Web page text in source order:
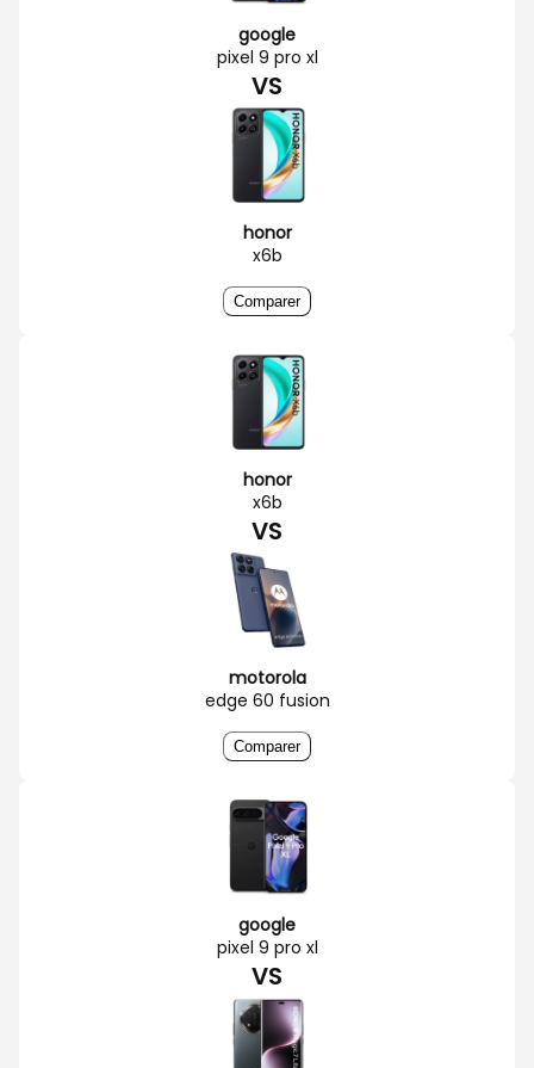
google
pixel 9 pro xl
VS
honor
x6b
Comparer
honor
x6b
VS
motorola
edge 60 fusion
Comparer
google
pixel 9 pro xl
VS